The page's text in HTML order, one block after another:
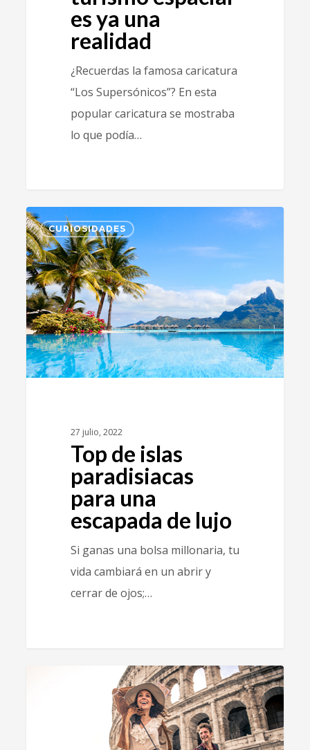
es ya una
realidad
¿Recuerdas la famosa caricatura
“Los Supersónicos”? En esta
popular caricatura se mostraba
lo que podía…
CURIOSIDADES
27 julio, 2022
Top de islas
paradisiacas
para una
escapada de lujo
Si ganas una bolsa millonaria, tu
vida cambiará en un abrir y
cerrar de ojos;…
1
2